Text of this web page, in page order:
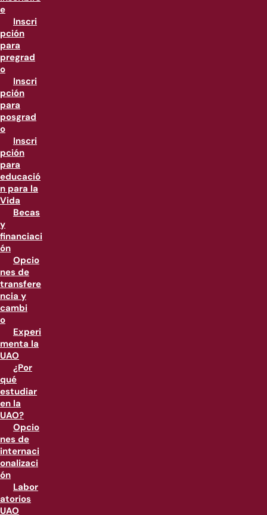
e
Inscri
pción
para
pregrad
o
Inscri
pción
para
posgrad
o
Inscri
pción
para
educació
n para la
Vida
Becas
y
financiaci
ón
Opcio
nes de
transfere
ncia y
cambi
o
Experi
menta la
UAO
¿Por
qué
estudiar
en la
UAO?
Opcio
nes de
internaci
onalizaci
ón
Labor
atorios
UAO